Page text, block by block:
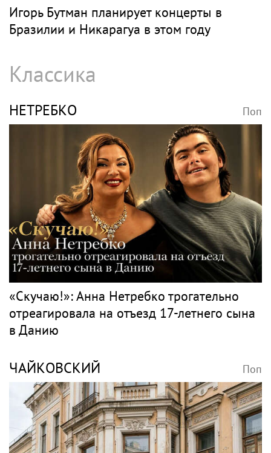
Игорь Бутман планирует концерты в
Бразилии и Никарагуа в этом году
Классика
НЕТРЕБКО Поп
«Скучаю!»: Анна Нетребко трогательно
отреагировала на отъезд 17-летнего сына
в Данию
ЧАЙКОВСКИЙ Поп